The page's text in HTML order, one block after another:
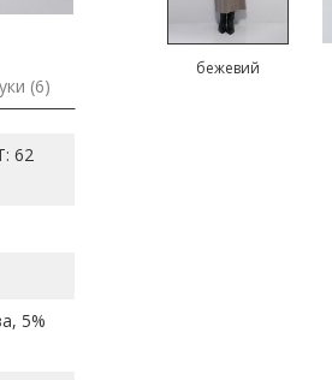
бежевий
(6)
62
5%